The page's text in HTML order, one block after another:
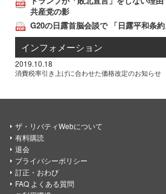
共産党の影
G20の日露首脳会談で 「日露平和条
インフォメーション
2019.10.18
消費税率引き上げに合わせた価格改定のお知らせ
ザ・リバティWebについて
有料購読
退会
プライバシーポリシー
訂正・おわび
FAQ よくある質問